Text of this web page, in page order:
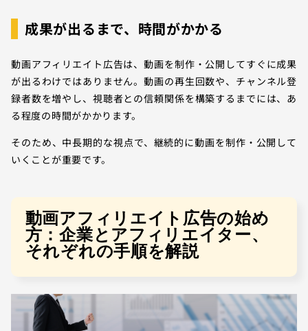
成果が出るまで、時間がかかる
動画アフィリエイト広告は、動画を制作・公開してすぐに成果
が出るわけではありません。動画の再生回数や、チャンネル登
録者数を増やし、視聴者との信頼関係を構築するまでには、あ
る程度の時間がかかります。
そのため、中長期的な視点で、継続的に動画を制作・公開して
いくことが重要です。
動画アフィリエイト広告の始め
方：企業とアフィリエイター、
それぞれの手順を解説